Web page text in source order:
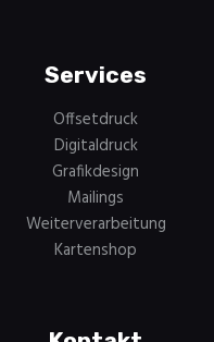
Services
Offsetdruck
Digitaldruck
Grafikdesign
Mailings
Weiterverarbeitung
Kartenshop